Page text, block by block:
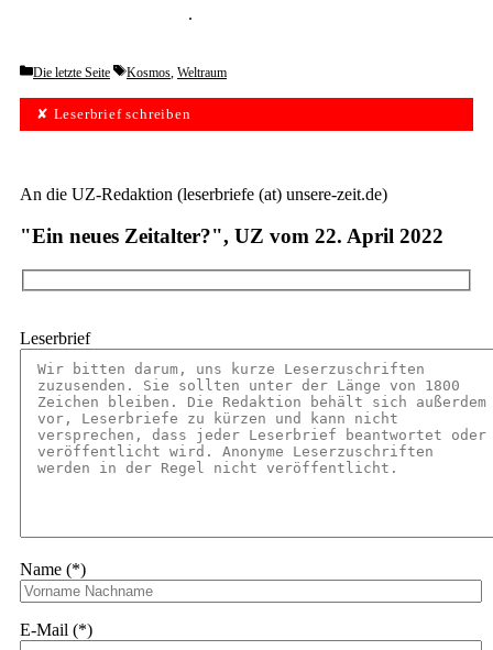
.
Categories
Die letzte Seite Tags
Kosmos, Weltraum
✘ Leserbrief schreiben
An die UZ-Redaktion (leserbriefe (at) unsere-zeit.de)
"Ein neues Zeitalter?", UZ vom 22. April 2022
Leserbrief
Name (*)
E-Mail (*)